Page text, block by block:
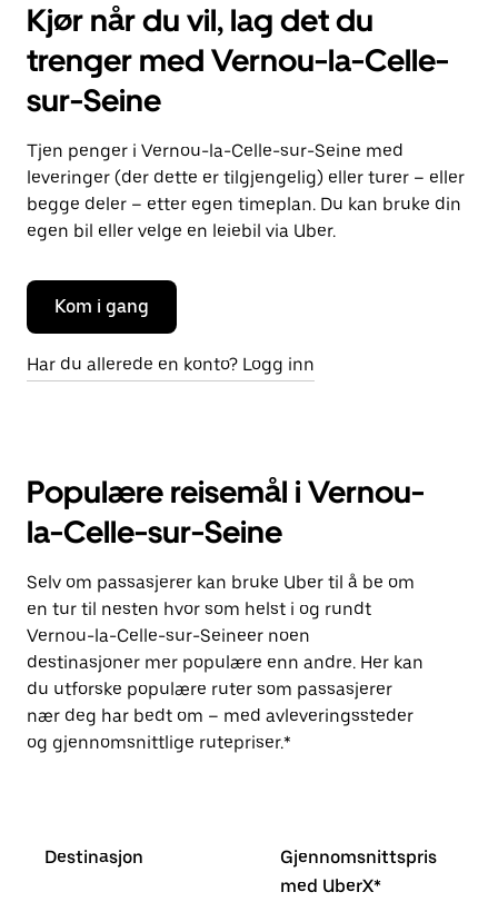
Kjør når du vil, lag det du
trenger med Vernou-la-Celle-
sur-Seine
Tjen penger i Vernou-la-Celle-sur-Seine med
leveringer (der dette er tilgjengelig) eller turer – eller
begge deler – etter egen timeplan. Du kan bruke din
egen bil eller velge en leiebil via Uber.
Kom i gang
Har du allerede en konto? Logg inn
Populære reisemål i Vernou-
la-Celle-sur-Seine
Selv om passasjerer kan bruke Uber til å be om
en tur til nesten hvor som helst i og rundt
Vernou-la-Celle-sur-Seineer noen
destinasjoner mer populære enn andre. Her kan
du utforske populære ruter som passasjerer
nær deg har bedt om – med avleveringssteder
og gjennomsnittlige rutepriser.*
Destinasjon
Gjennomsnittspris
med UberX*